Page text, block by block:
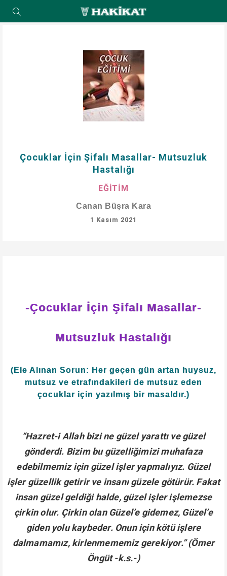
Çocuklar İçin Şifalı Masallar- Mutsuzluk
Hastalığı
EĞİTİM
Canan Büşra Kara
1 Kasım 2021
-Çocuklar İçin Şifalı Masallar-
Mutsuzluk Hastalığı
(Ele Alınan Sorun: Her geçen gün artan huysuz,
mutsuz ve etrafındakileri de mutsuz eden
çocuklar için yazılmış bir masaldır.)
“Hazret-i Allah bizi ne güzel yarattı ve güzel
gönderdi. Bizim bu güzelliğimizi muhafaza
edebilmemiz için güzel işler yapmalıyız. Güzel
işler güzellik getirir ve insanı güzele götürür. Fakat
insan güzel geldiği halde, güzel işler işlemezse
çirkin olur. Çirkin olan Güzel’e gidemez, Güzel’e
giden yolu kaybeder. Onun için kötü işlere
dalmamamız, kirlenmememiz gerekiyor.” (Ömer
Öngüt -k.s.-)